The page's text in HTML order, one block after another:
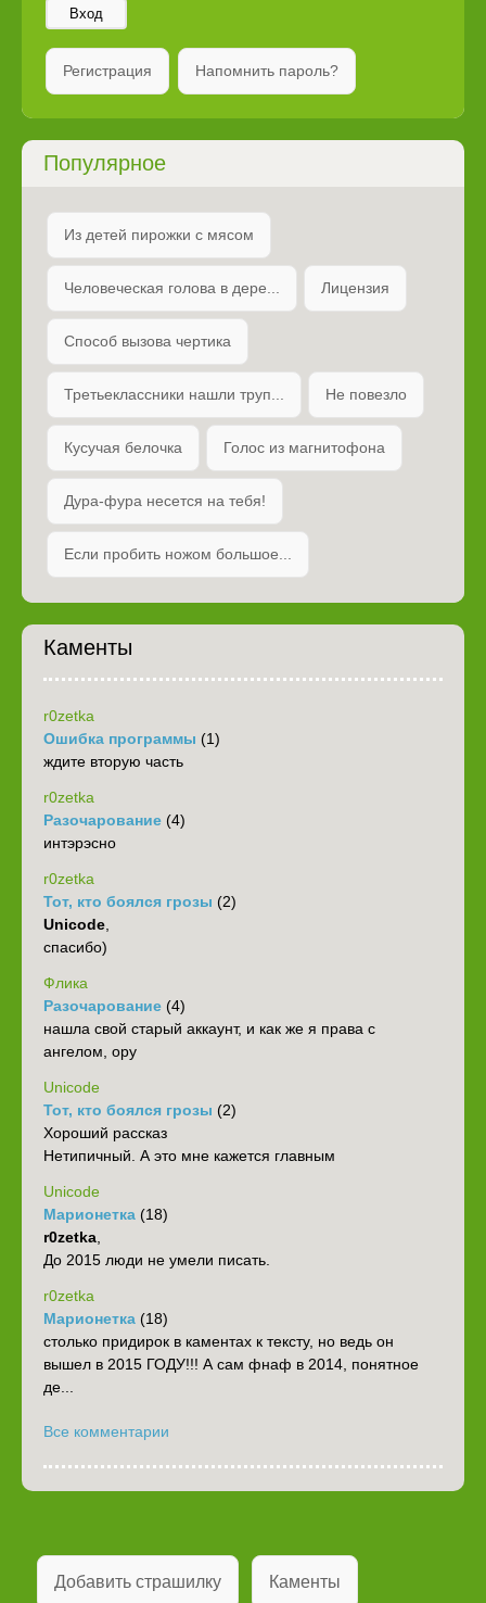
Вход
Регистрация Напомнить пароль?
Популярное
Из детей пирожки с мясом
Человеческая голова в дере... Лицензия
Способ вызова чертика
Третьеклассники нашли труп... Не повезло
Кусучая белочка Голос из магнитофона
Дура-фура несется на тебя!
Если пробить ножом большое...
Каменты
r0zetka
Ошибка программы (1)
ждите вторую часть
r0zetka
Разочарование (4)
интэрэсно
r0zetka
Тот, кто боялся грозы (2)
Unicode,
спасибо)
Флика
Разочарование (4)
нашла свой старый аккаунт, и как же я права с
ангелом, ору
Unicode
Тот, кто боялся грозы (2)
Хороший рассказ
Нетипичный. А это мне кажется главным
Unicode
Марионетка (18)
r0zetka,
До 2015 люди не умели писать.
r0zetka
Марионетка (18)
столько придирок в каментах к тексту, но ведь он
вышел в 2015 ГОДУ!!! А сам фнаф в 2014, понятное
де...
Все комментарии
Добавить страшилку Каменты